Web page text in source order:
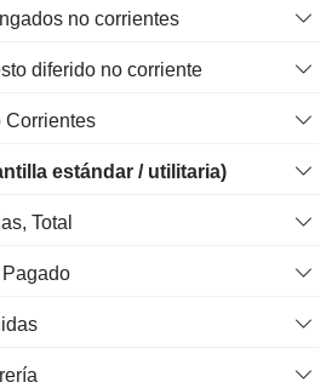
no corrientes
diferido no corriente
Corrientes
estándar / utilitaria)
Total